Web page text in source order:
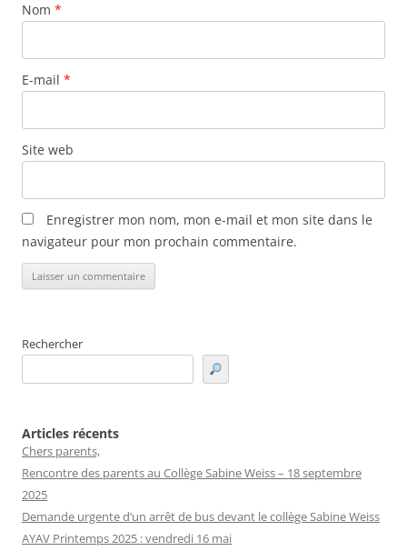
Nom *
E-mail *
Site web
Enregistrer mon nom, mon e-mail et mon site dans le
navigateur pour mon prochain commentaire.
Rechercher
Articles récents
Chers parents,
Rencontre des parents au Collège Sabine Weiss – 18 septembre
2025
Demande urgente d’un arrêt de bus devant le collège Sabine Weiss
AYAV Printemps 2025 : vendredi 16 mai